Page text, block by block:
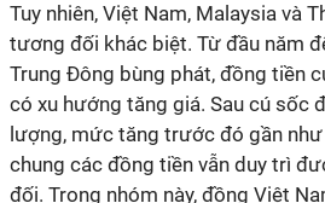
Tuy nhiên, Việt Nam, Malaysia và
tương đối khác biệt. Từ đầu năm
Trung Đông bùng phát, đồng tiền
có xu hướng tăng giá. Sau cú sốc
lượng, mức tăng trước đó gần
chung các đồng tiền vẫn duy trì
đối. Trong nhóm này, đồng Việt